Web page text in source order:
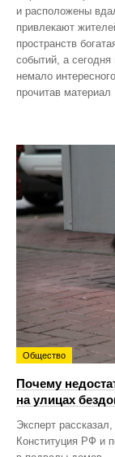
и расположены
привлекают
пространств
событий, а
немало
прочитав
Общество
Почему
на улицах
Эксперт
Конституция РФ и